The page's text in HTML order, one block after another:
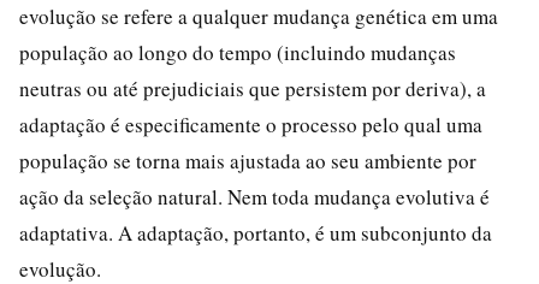
evolução se refere a qualquer mudança genética em uma
população ao longo do tempo (incluindo mudanças
neutras ou até prejudiciais que persistem por deriva), a
adaptação é especificamente o processo pelo qual uma
população se torna mais ajustada ao seu ambiente por
ação da seleção natural. Nem toda mudança evolutiva é
adaptativa. A adaptação, portanto, é um subconjunto da
evolução.